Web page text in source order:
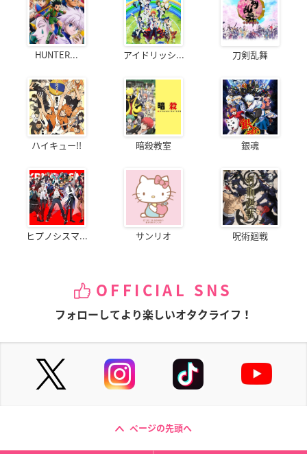
HUNTER... アイドリッシ... 刀剣乱舞
ハイキュー!! 暗殺教室 銀魂
ヒプノシスマ... サンリオ 呪術廻戦
OFFICIAL SNS
フォローしてより楽しいオタクライフ！
ページの先頭へ